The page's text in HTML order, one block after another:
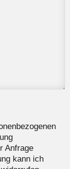
Anfrage
kann ich